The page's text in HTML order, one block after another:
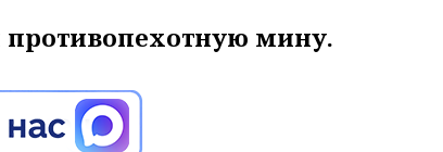
мину.